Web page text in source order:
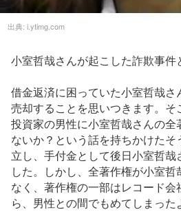
出典: i.ytimg.com
小室哲哉さんが起こした詐欺事件
借金返済に困っていた小室哲哉
売却することを思いつきます。そ
投資家の男性に小室哲哉さんの
ないか？という話を持ちかけた
立し、手付金として後日小室哲哉
した。しかし、全著作権が小室
なく、著作権の一部はレコード
ら、男性との間でもめてしまった